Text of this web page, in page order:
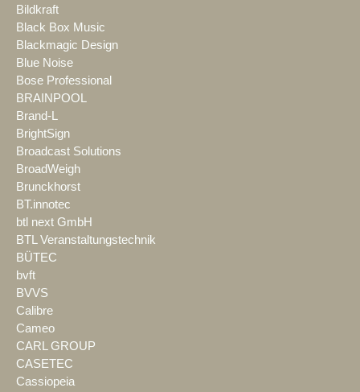
Bildkraft
Black Box Music
Blackmagic Design
Blue Noise
Bose Professional
BRAINPOOL
Brand-L
BrightSign
Broadcast Solutions
BroadWeigh
Brunckhorst
BT.innotec
btl next GmbH
BTL Veranstaltungstechnik
BÜTEC
bvft
BVVS
Calibre
Cameo
CARL GROUP
CASETEC
Cassiopeia